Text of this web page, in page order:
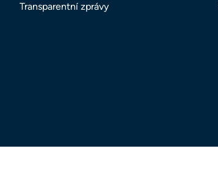
Transparentní zprávy